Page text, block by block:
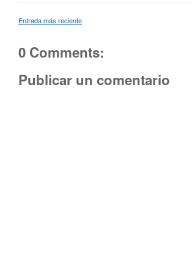
Entrada más reciente
0 Comments:
Publicar un comentario